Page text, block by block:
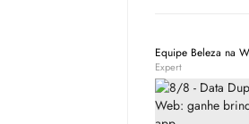
Equipe Beleza na
Expert